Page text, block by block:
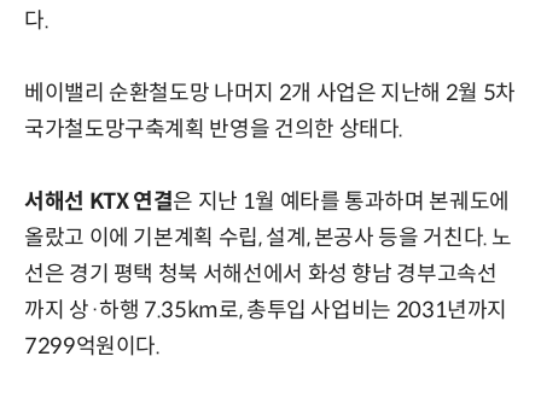
다.
베이밸리 순환철도망 나머지 2개 사업은 지난해 2월 5차
국가철도망구축계획 반영을 건의한 상태다.
서해선 KTX 연결은 지난 1월 예타를 통과하며 본궤도에
올랐고 이에 기본계획 수립, 설계, 본공사 등을 거친다. 노
선은 경기 평택 청북 서해선에서 화성 향남 경부고속선
까지 상·하행 7.35km로, 총투입 사업비는 2031년까지
7299억원이다.